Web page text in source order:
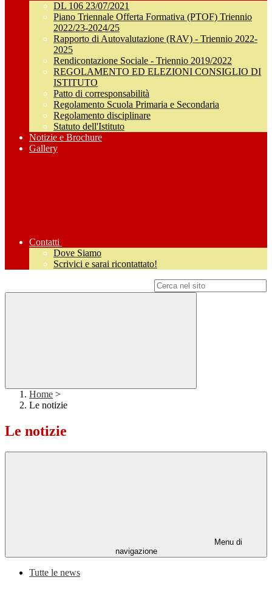
DL 106 23/07/2021
Piano Triennale Offerta Formativa (PTOF) Triennio
2022/23-2024/25
Rapporto di Autovalutazione (RAV) - Triennio 2022-
2025
Rendicontazione Sociale - Triennio 2019/2022
REGOLAMENTO ED ELEZIONI CONSIGLIO DI
ISTITUTO
Patto di corresponsabilità
Regolamento Scuola Primaria e Secondaria
Regolamento disciplinare
Statuto dell'Istituto
Notizie e Brochure
Gallery
Contatti
Dove Siamo
Scrivici e sarai ricontattato!
Home >
Le notizie
Le notizie
Menu di
navigazione
Tutte le news